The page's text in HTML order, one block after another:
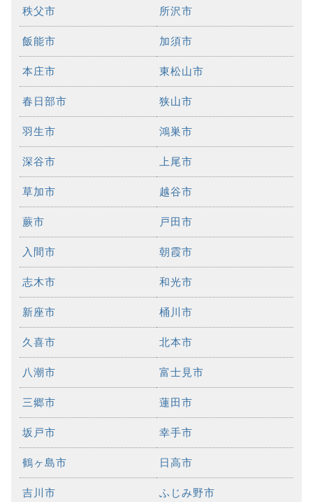
秩父市 所沢市
飯能市 加須市
本庄市 東松山市
春日部市 狭山市
羽生市 鴻巣市
深谷市 上尾市
草加市 越谷市
蕨市 戸田市
入間市 朝霞市
志木市 和光市
新座市 桶川市
久喜市 北本市
八潮市 富士見市
三郷市 蓮田市
坂戸市 幸手市
鶴ヶ島市 日高市
吉川市 ふじみ野市